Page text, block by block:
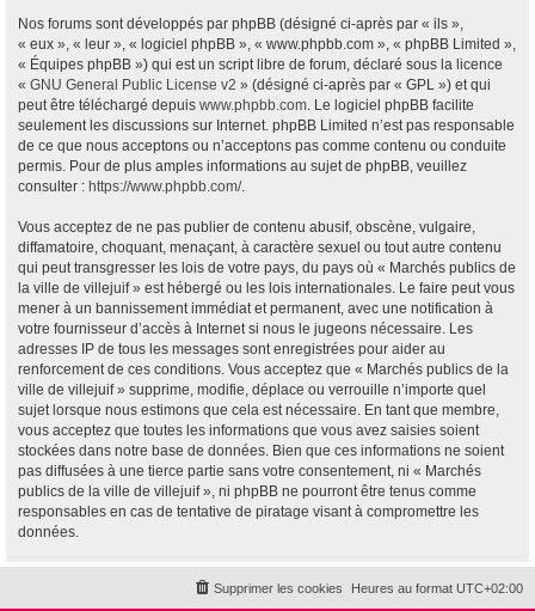
Nos forums sont développés par phpBB (désigné ci-après par « ils »,
« eux », « leur », « logiciel phpBB », « www.phpbb.com », « phpBB Limited »,
« Équipes phpBB ») qui est un script libre de forum, déclaré sous la licence
« GNU General Public License v2 » (désigné ci-après par « GPL ») et qui
peut être téléchargé depuis www.phpbb.com. Le logiciel phpBB facilite
seulement les discussions sur Internet. phpBB Limited n’est pas responsable
de ce que nous acceptons ou n’acceptons pas comme contenu ou conduite
permis. Pour de plus amples informations au sujet de phpBB, veuillez
consulter : https://www.phpbb.com/.
Vous acceptez de ne pas publier de contenu abusif, obscène, vulgaire,
diffamatoire, choquant, menaçant, à caractère sexuel ou tout autre contenu
qui peut transgresser les lois de votre pays, du pays où « Marchés publics de
la ville de villejuif » est hébergé ou les lois internationales. Le faire peut vous
mener à un bannissement immédiat et permanent, avec une notification à
votre fournisseur d’accès à Internet si nous le jugeons nécessaire. Les
adresses IP de tous les messages sont enregistrées pour aider au
renforcement de ces conditions. Vous acceptez que « Marchés publics de la
ville de villejuif » supprime, modifie, déplace ou verrouille n’importe quel
sujet lorsque nous estimons que cela est nécessaire. En tant que membre,
vous acceptez que toutes les informations que vous avez saisies soient
stockées dans notre base de données. Bien que ces informations ne soient
pas diffusées à une tierce partie sans votre consentement, ni « Marchés
publics de la ville de villejuif », ni phpBB ne pourront être tenus comme
responsables en cas de tentative de piratage visant à compromettre les
données.
Heures au format UTC+02:00
Supprimer les cookies